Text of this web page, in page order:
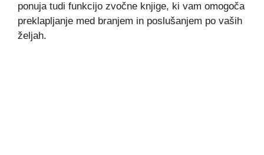
ponuja tudi funkcijo zvočne knjige, ki vam omogoča
preklapljanje med branjem in poslušanjem po vaših
željah.